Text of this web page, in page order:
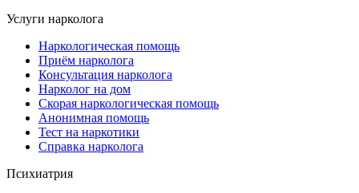
Услуги нарколога
Наркологическая помощь
Приём нарколога
Консультация нарколога
Нарколог на дом
Скорая наркологическая помощь
Анонимная помощь
Тест на наркотики
Справка нарколога
Психиатрия